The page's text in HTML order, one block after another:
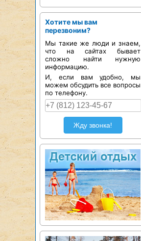
Хотите мы вам
перезвоним?
Мы такие же люди и знаем,
что на сайтах бывает
сложно найти нужную
информацию.
И, если вам удобно, мы
можем обсудить все вопросы
по телефону.
Жду звонка!